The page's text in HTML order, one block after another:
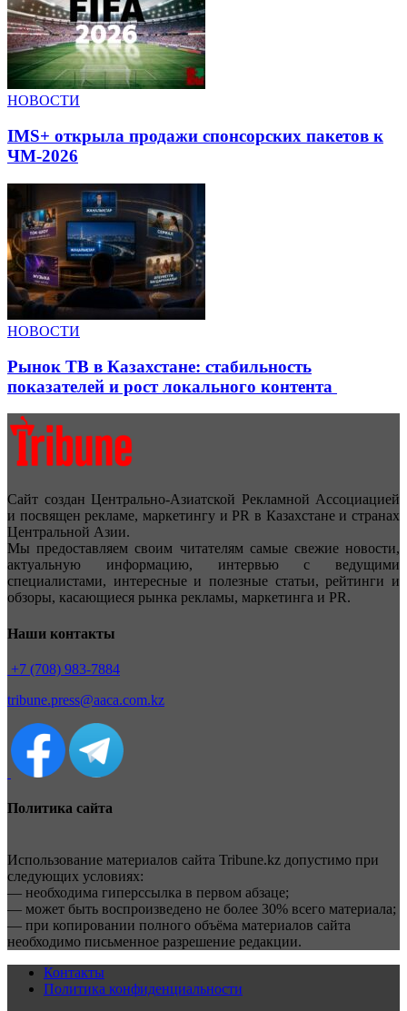
НОВОСТИ
IMS+ открыла продажи спонсорских пакетов к
ЧМ-2026
НОВОСТИ
Рынок ТВ в Казахстане: стабильность
показателей и рост локального контента
Сайт создан Центрально-Азиатской Рекламной Ассоциацией
и посвящен рекламе, маркетингу и PR в Казахстане и странах
Центральной Азии.
Мы предоставляем своим читателям самые свежие новости,
актуальную информацию, интервью с ведущими
специалистами, интересные и полезные статьи, рейтинги и
обзоры, касающиеся рынка рекламы, маркетинга и PR.
Наши контакты
+7 (708) 983-7884
tribune.press@aaca.com.kz
Политика сайта
Использование материалов сайта Tribune.kz допустимо при
следующих условиях:
— необходима гиперссылка в первом абзаце;
— может быть воспроизведено не более 30% всего материала;
— при копировании полного объёма материалов сайта
необходимо письменное разрешение редакции.
Контакты
Политика конфиденциальности